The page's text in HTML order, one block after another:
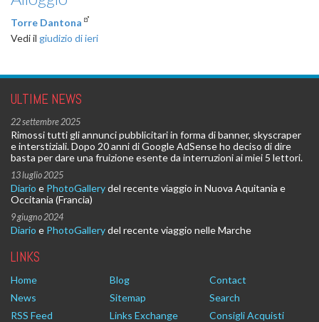
Torre Dantona
Vedi il giudizio di ieri
ULTIME NEWS
22 settembre 2025
Rimossi tutti gli annunci pubblicitari in forma di banner, skyscraper
e interstiziali. Dopo 20 anni di Google AdSense ho deciso di dire
basta per dare una fruizione esente da interruzioni ai miei 5 lettori.
13 luglio 2025
Diario e PhotoGallerydel recente viaggio in Nuova Aquitania e
Occitania (Francia)
9 giugno 2024
Diario e PhotoGallerydel recente viaggio nelle Marche
LINKS
Home Blog
Contact
News
Sitemap
Search
RSS Feed
Links Exchange
Consigli Acquisti